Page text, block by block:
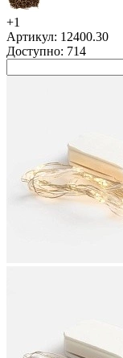
+1
Артикул: 12400.30
Доступно: 714